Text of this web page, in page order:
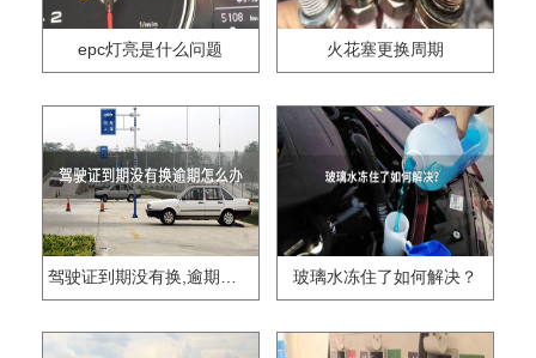
epc灯亮是什么问题 火花塞更换周期
玻璃水冻住了如何解决？